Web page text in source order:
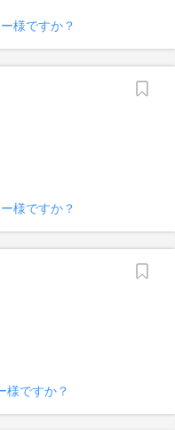
様ですか？
様ですか？
様ですか？